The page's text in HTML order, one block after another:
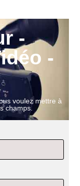
-
-
voulez mettre à
champs.